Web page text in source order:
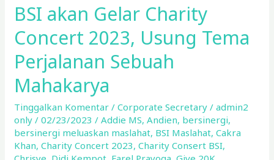
BSI akan Gelar Charity
Concert 2023, Usung Tema
Perjalanan Sebuah
Mahakarya
Tinggalkan Komentar /Corporate Secretary /admin2
only/02/23/2023/Addie MS,Andien, bersinergi,
bersinergi meluaskan maslahat, BSI Maslahat,Cakra
Khan,Charity Concert 2023,Charity Consert BSI,